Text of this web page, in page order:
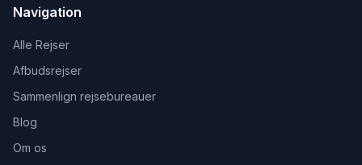
Navigation
Alle Rejser
Afbudsrejser
Sammenlign rejsebureauer
Blog
Om os